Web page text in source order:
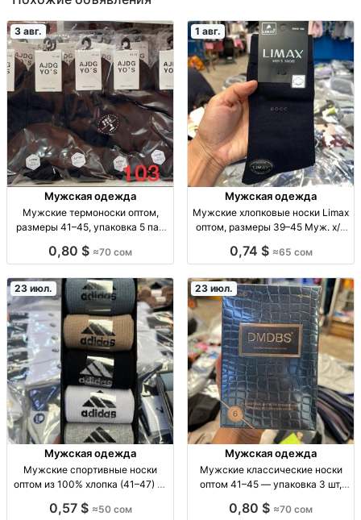
3 авг.
Мужская одежда
Мужские термоноски оптом,
размеры 41–45, упаковка 5 пар
5 шт., опт.
0,80 $ ≈70 сом
1 авг.
Мужская одежда
Мужские хлопковые носки Limax
оптом, размеры 39–45 Муж. х/б
пар, 65 сом.
0,74 $ ≈65 сом
23 июл.
Мужская одежда
Мужские спортивные носки
оптом из 100% хлопка (41–47) —
опт, 100% хлопок, р-р 41-47, упак.
0,57 $ ≈50 сом
23 июл.
Мужская одежда
Мужские классические носки
оптом 41–45 — упаковка 3 шт,
классич., р-ры 41-45, упак. 3 шт,
0,80 $ ≈70 сом